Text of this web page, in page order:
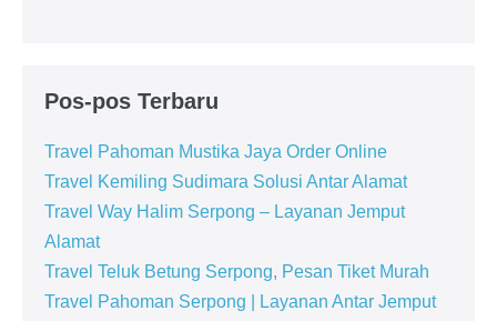
Pos-pos Terbaru
Travel Pahoman Mustika Jaya Order Online
Travel Kemiling Sudimara Solusi Antar Alamat
Travel Way Halim Serpong – Layanan Jemput
Alamat
Travel Teluk Betung Serpong, Pesan Tiket Murah
Travel Pahoman Serpong | Layanan Antar Jemput